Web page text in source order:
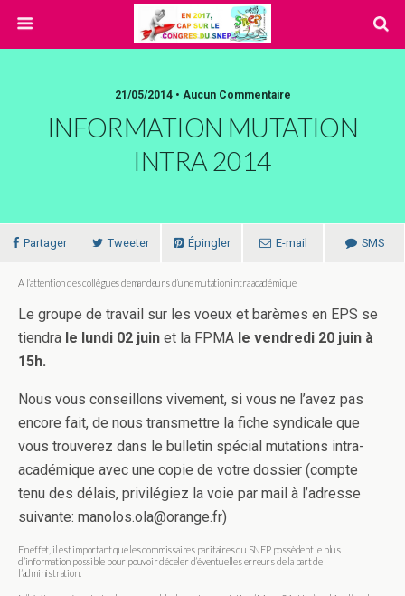
21/05/2014 • Aucun Commentaire
INFORMATION MUTATION
INTRA 2014
Partager Tweeter Épingler E-mail SMS
A l’attention des collègues demandeurs d’une mutation intra académique
Le groupe de travail sur les voeux et barèmes en EPS se
tiendra le lundi 02 juin et la FPMA le vendredi 20 juin à
15h.
Nous vous conseillons vivement, si vous ne l’avez pas
encore fait, de nous transmettre la fiche syndicale que
vous trouverez dans le bulletin spécial mutations intra-
académique avec une copie de votre dossier (compte
tenu des délais, privilégiez la voie par mail à l’adresse
suivante: manolos.ola@orange.fr)
En effet, il est important que les commissaires paritaires du SNEP possèdent le plus
d’information possible pour pouvoir déceler d’éventuelles erreurs de la part de
l’administration.